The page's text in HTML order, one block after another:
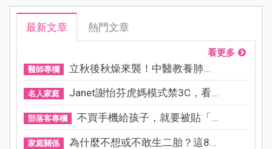
最新文章 熱門文章
看更多
醫師專欄 立秋後秋燥來襲！中醫教養肺...
名人家庭 Janet謝怡芬虎媽模式禁3C，看...
部落客專欄 不買手機給孩子，就要被貼「...
家庭關係 為什麼不想或不敢生二胎？這8...